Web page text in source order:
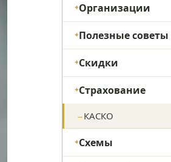
Организации
Полезные советы
Скидки
Страхование
КАСКО
Схемы